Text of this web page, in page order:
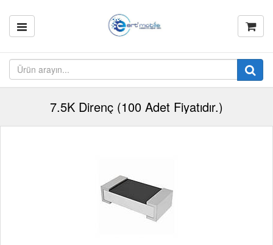
7.5K Direnç (100 Adet Fiyatıdır.)